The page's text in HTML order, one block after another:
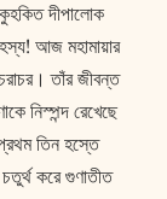
কুহকিত দীপালোক
আজ মহামায়ার
তাঁর জীবন্ত
নিস্পন্দ রেখেছে
তিন হস্তে
করে গুণাতীত